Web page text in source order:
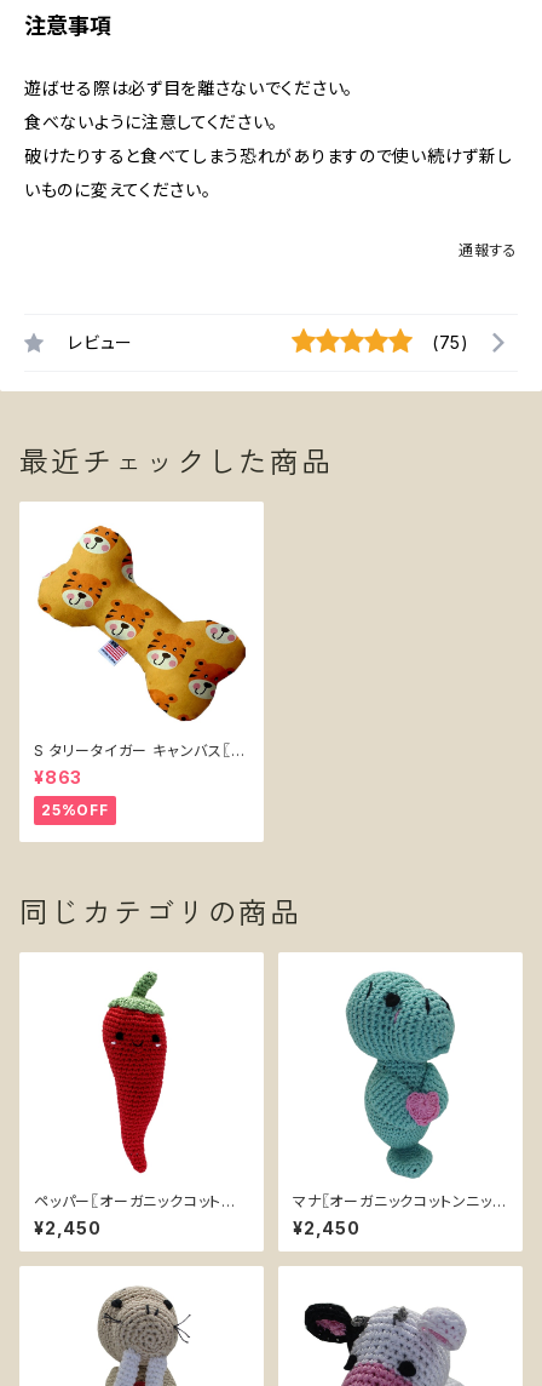
注意事項
遊ばせる際は必ず目を離さないでください。
食べないように注意してください。
破けたりすると食べてしまう恐れがありますので使い続けず新し
いものに変えてください。
通報する
レビュー (75)
最近チェックした商品
S タリータイガー キャンバス〖ホ
ネ型キャンバスおもちゃ〗Tally
The Tiger Bone Dog Toy
¥863
25%OFF
同じカテゴリの商品
ペッパー〖オーガニックコットン
ニット唐辛子〗小型犬用おもちゃ
¥2,450
マナ〖オーガニックコットンニット
マナティ〗小型犬用おもちゃ
¥2,450